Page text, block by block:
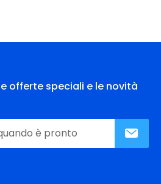
offerte speciali e le novità